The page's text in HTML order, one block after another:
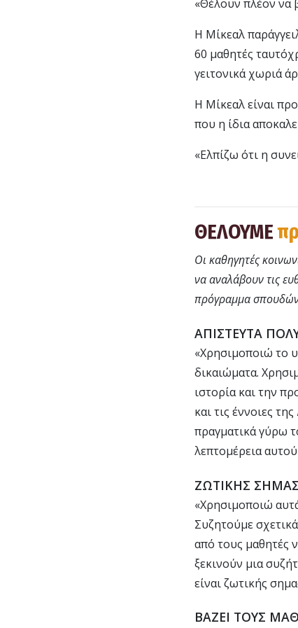
«Θέλουν πλέον να
Η Μίκεαλ
60 μαθητές
γειτονικά χωριά
Η Μίκεαλ είναι
που η ίδια
«Ελπίζω ότι η
ΘΕΛΟΥΜΕ
Οι καθηγητές
να αναλάβουν τις
πρόγραμμα
ΑΠΙΣΤΕΥΤΑ
«Χρησιμοποιώ το
δικαιώματα.
ιστορία και την
και τις έννοιες
πραγματικά γύρω
λεπτομέρεια
ΖΩΤΙΚΗΣ
«Χρησιμοποιώ
Συζητούμε
από τους μαθητές
ξεκινούν μια
είναι ζωτικής
ΒΑΖΕΙ ΤΟΥΣ